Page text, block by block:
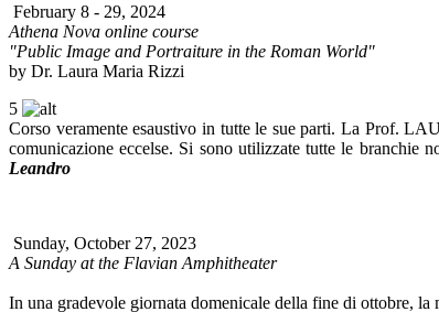
February 8 - 29, 2024
Athena Nova online course
"Public Image and Portraiture in the Roman World"
by Dr. Laura Maria Rizzi
5
Corso veramente esaustivo in tutte le sue parti. La Prof.
comunicazione eccelse. Si sono utilizzate tutte le branchie
Leandro
Sunday, October 27, 2023
A Sunday at the Flavian Amphitheater
In una gradevole giornata domenicale della fine di ottobre,